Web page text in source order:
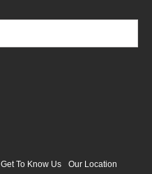
Get To Know Us Our Location